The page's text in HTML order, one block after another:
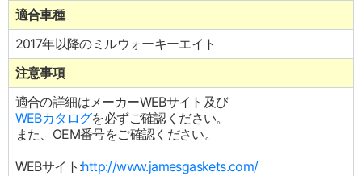
適合車種
2017年以降のミルウォーキーエイト
注意事項
適合の詳細はメーカーWEBサイト及び
WEBカタログを必ずご確認ください。
また、OEM番号をご確認ください。
WEBサイト:http://www.jamesgaskets.com/